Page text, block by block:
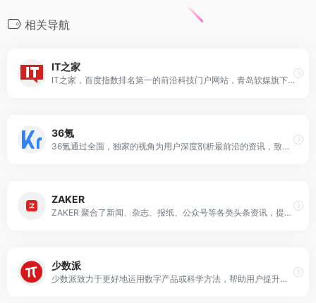
相关导航
IT之家
IT之家，百度指数排名第一的前沿科技门户网站，青岛软媒旗下。快速播报科技行业新闻头条快讯和手机数码产品评测，关注智能车电动车、AR/VR虚拟现实、苹果iOS/iPadOS、鸿蒙OS、谷歌Android、微软Win11/Win10/Win7，紧盯iPhone/iPad、安卓智能设备手机等数码潮流。
36氪
36氪通过全面，独家的视角为用户深度剖析最前沿的资讯，致力于让一部分人先看到未来，内容涵盖快讯，科技，金融，投资，房产，汽车，互联网，股市，教育，生活，职场等，秉承着新商业媒体人的使命砥砺前行
ZAKER
ZAKER 聚合了新闻、杂志、报纸、公众号等各类头条资讯，提供头条,科技,娱乐,体育,国内,国际,军事,财经,互联网,教育,时尚,社会,亲子,情感,旅游,科学,星座,奢侈品,游戏,美食,电影,健康,理财等多个领域今日最热门内容，并通过大数据算法提供个性化、社会化新闻服务。
少数派
少数派致力于更好地运用数字产品或科学方法，帮助用户提升工作效率和生活品质